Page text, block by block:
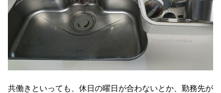
共働きといっても、休日の曜日が合わないとか、勤務先が